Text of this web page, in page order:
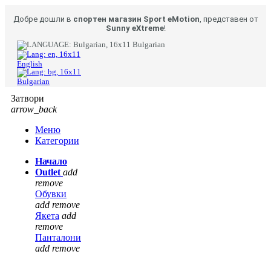
Добре дошли в спортен магазин Sport eMotion, представен от
Sunny eXtreme!
Bulgarian
English
Bulgarian
Затвори
arrow_back
Меню
Категории
Начало
Outlet add
remove
Обувки
add remove
Якета add
remove
Панталони
add remove